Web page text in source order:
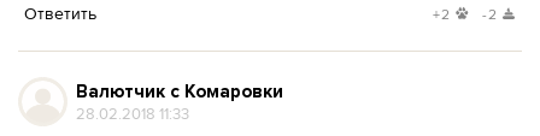
Ответить +2 -2
Валютчик с Комаровки
28.02.2018 11:33